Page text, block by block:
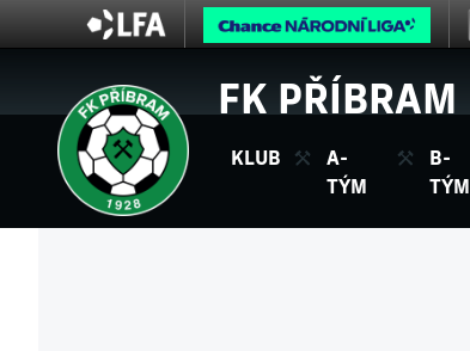
FK PŘÍBRAM
KLUB
A-
TÝM
B-
TÝM